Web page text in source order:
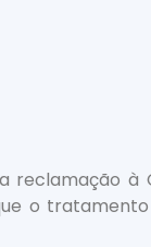
reclamação à
o tratamento